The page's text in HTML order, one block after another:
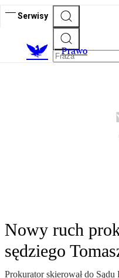
Serwisy
Prawo
Nowy ruch
sędziego
Prokurator skierował do